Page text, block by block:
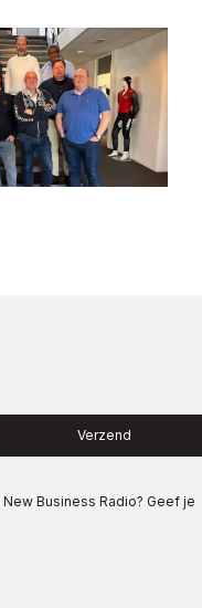
Verzend
New Business Radio? Geef je